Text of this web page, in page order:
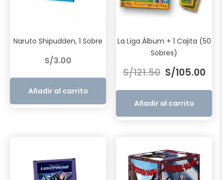
Naruto Shipudden, 1 Sobre
S/3.00
Añadir al carrito
La Liga Álbum + 1 Cajita (50
Sobres)
S/121.50 precio
original
era:
S/121.50.
S/105.00
S/
Añadir al carrito